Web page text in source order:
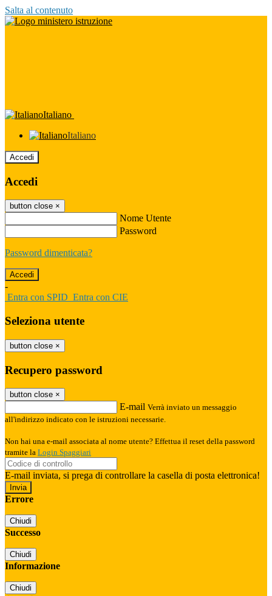
Salta al contenuto
Italiano
Italiano
Accedi
Accedi
button close ×
Nome Utente
Password
Password dimenticata?
-
Entra con SPID Entra con CIE
Seleziona utente
button close ×
Recupero password
button close ×
E-mail Verrà inviato un messaggio
all'indirizzo indicato con le istruzioni necessarie.
Non hai una e-mail associata al nome utente? Effettua il reset della password
tramite la Login Spaggiari
E-mail inviata, si prega di controllare la casella di posta elettronica!
Errore
Chiudi
Successo
Chiudi
Informazione
Chiudi